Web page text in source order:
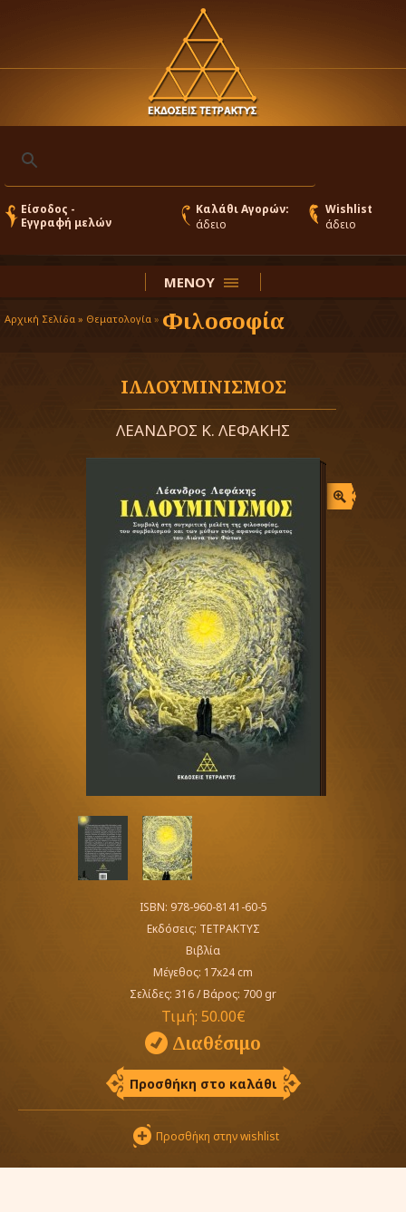
Είσοδος -
Εγγραφή μελών
Καλάθι Αγορών:
άδειο
Wishlist
άδειο
ΜΕΝΟΥ
Αρχική Σελίδα » Θεματολογία » Φιλοσοφία
ΙΛΛΟΥΜΙΝΙΣΜΟΣ
ΛΕΑΝΔΡΟΣ Κ. ΛΕΦΑΚΗΣ
ISBN: 978-960-8141-60-5
Εκδόσεις: ΤΕΤΡΑΚΤΥΣ
Βιβλία
Μέγεθος: 17x24 cm
Σελίδες: 316/Βάρος: 700 gr
Τιμή: 50.00€
Διαθέσιμο
Προσθήκη στο καλάθι
Προσθήκη στην wishlist